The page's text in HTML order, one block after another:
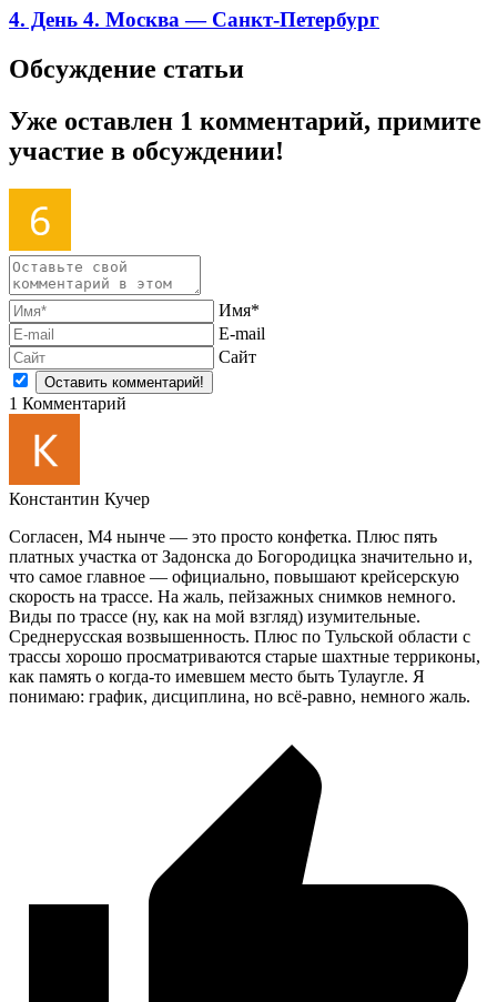
4. День 4. Москва — Санкт-Петербург
Обсуждение статьи
Уже оставлен 1 комментарий, примите
участие в обсуждении!
Имя*
E-mail
Сайт
1 Комментарий
Константин Кучер
Согласен, М4 нынче — это просто конфетка. Плюс пять
платных участка от Задонска до Богородицка значительно и,
что самое главное — официально, повышают крейсерскую
скорость на трассе. На жаль, пейзажных снимков немного.
Виды по трассе (ну, как на мой взгляд) изумительные.
Среднерусская возвышенность. Плюс по Тульской области с
трассы хорошо просматриваются старые шахтные терриконы,
как память о когда-то имевшем место быть Тулаугле. Я
понимаю: график, дисциплина, но всё-равно, немного жаль.